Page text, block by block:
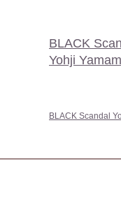
BLACK
Yohji
BLACK Scandal